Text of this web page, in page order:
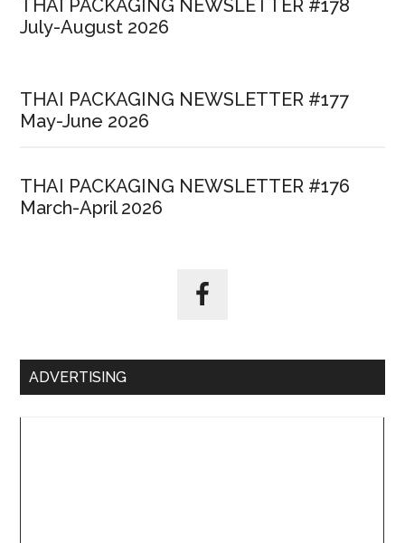
THAI PACKAGING NEWSLETTER #178
July-August 2026
THAI PACKAGING NEWSLETTER #177
May-June 2026
THAI PACKAGING NEWSLETTER #176
March-April 2026
ADVERTISING